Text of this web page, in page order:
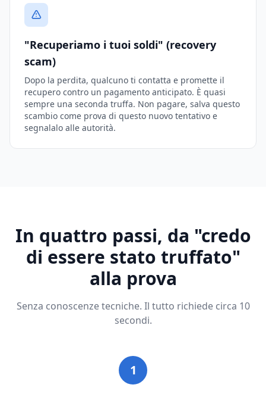
"Recuperiamo i tuoi soldi" (recovery
scam)
Dopo la perdita, qualcuno ti contatta e promette il
recupero contro un pagamento anticipato. È quasi
sempre una seconda truffa. Non pagare, salva questo
scambio come prova di questo nuovo tentativo e
segnalalo alle autorità.
In quattro passi, da "credo
di essere stato truffato"
alla prova
Senza conoscenze tecniche. Il tutto richiede circa 10
secondi.
1